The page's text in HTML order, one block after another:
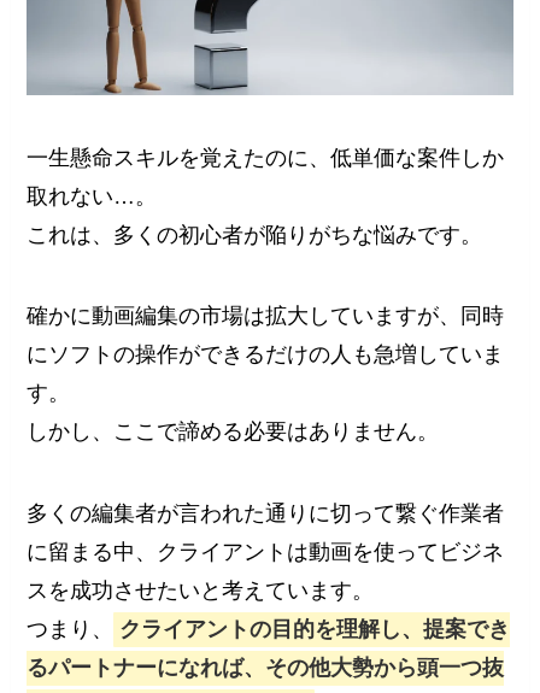
一生懸命スキルを覚えたのに、低単価な案件しか
取れない…。
これは、多くの初心者が陥りがちな悩みです。
確かに動画編集の市場は拡大していますが、同時
にソフトの操作ができるだけの人も急増していま
す。
しかし、ここで諦める必要はありません。
多くの編集者が言われた通りに切って繋ぐ作業者
に留まる中、クライアントは動画を使ってビジネ
スを成功させたいと考えています。
つまり、
クライアントの目的を理解し、提案でき
るパートナーになれば、その他大勢から頭一つ抜